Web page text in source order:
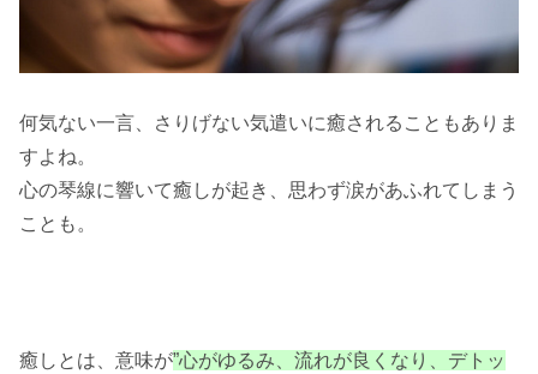
何気ない一言、さりげない気遣いに癒されることもありま
すよね。
心の琴線に響いて癒しが起き、思わず涙があふれてしまう
ことも。
癒しとは、意味が”心がゆるみ、流れが良くなり、デトッ